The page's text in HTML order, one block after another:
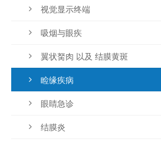
视觉显示终端
吸烟与眼疾
翼状胬肉 以及 结膜黄斑
睑缘疾病
眼睛急诊
结膜炎